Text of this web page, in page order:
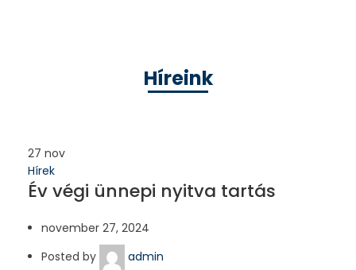
Híreink
27 nov
Hírek
Év végi ünnepi nyitva tartás
november 27, 2024
Posted by
admin